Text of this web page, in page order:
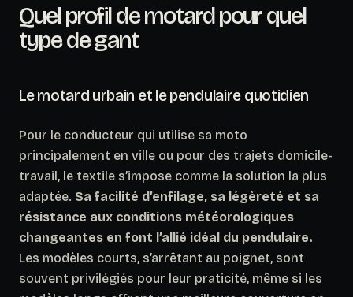
Quel profil de motard pour quel
type de gant
Le motard urbain et le pendulaire quotidien
Pour le conducteur qui utilise sa moto
principalement en ville ou pour des trajets domicile-
travail, le textile s’impose comme la solution la plus
adaptée. Sa facilité d’enfilage, sa légèreté et sa
résistance aux conditions météorologiques
changeantes en font l’allié idéal du pendulaire.
Les modèles courts, s’arrêtant au poignet, sont
souvent privilégiés pour leur praticité, même si les